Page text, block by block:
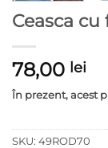
Ceasca
78,00 lei
În prezent, acest
SKU: 49ROD70